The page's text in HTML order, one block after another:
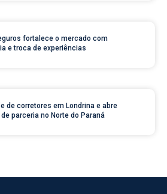
fortalece o mercado com
e troca de experiências
de corretores em Londrina e abre
parceria no Norte do Paraná